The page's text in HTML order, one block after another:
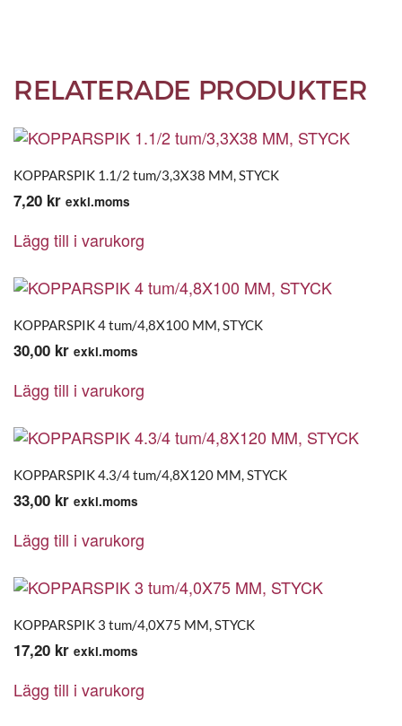
RELATERADE PRODUKTER
KOPPARSPIK 1.1/2 tum/3,3X38 MM, STYCK
7,20 kr exkl.moms
Lägg till i varukorg
KOPPARSPIK 4 tum/4,8X100 MM, STYCK
30,00 kr exkl.moms
Lägg till i varukorg
KOPPARSPIK 4.3/4 tum/4,8X120 MM, STYCK
33,00 kr exkl.moms
Lägg till i varukorg
KOPPARSPIK 3 tum/4,0X75 MM, STYCK
17,20 kr exkl.moms
Lägg till i varukorg